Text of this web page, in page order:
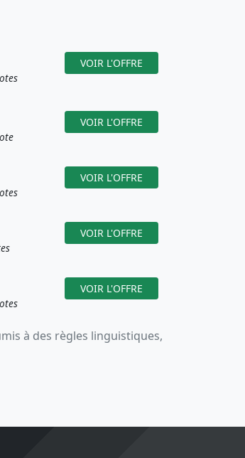
VOIR L'OFFRE
VOIR L'OFFRE
VOIR L'OFFRE
VOIR L'OFFRE
VOIR L'OFFRE
à des règles linguistiques,